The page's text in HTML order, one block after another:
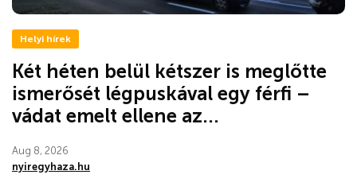
Helyi hírek
Két héten belül kétszer is meglőtte
ismerősét légpuskával egy férfi –
vádat emelt ellene az...
Aug 8, 2026
nyiregyhaza.hu